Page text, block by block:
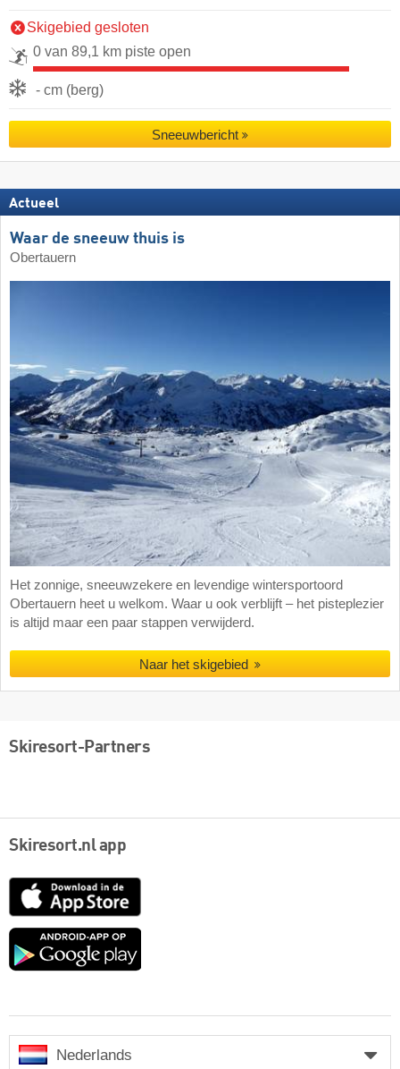
Skigebied gesloten
0 van 89,1 km piste open
- cm (berg)
Sneeuwbericht
Actueel
Waar de sneeuw thuis is
Obertauern
Het zonnige, sneeuwzekere en levendige wintersportoord
Obertauern heet u welkom. Waar u ook verblijft – het pisteplezier
is altijd maar een paar stappen verwijderd.
Naar het skigebied
Skiresort-Partners
Skiresort.nl app
App
Google
Nederlands